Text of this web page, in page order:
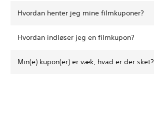
Hvordan henter jeg mine filmkuponer?
Hvordan indløser jeg en filmkupon?
Min(e) kupon(er) er væk, hvad er der sket?